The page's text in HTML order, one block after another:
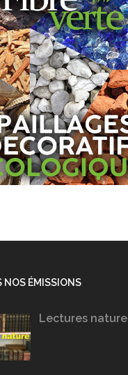
NOS ÉMISSIONS
Lectures nature